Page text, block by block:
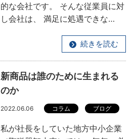
的な会社です。 そんな従業員に対
し会社は、 満足に処遇できな…
続きを読む
新商品は誰のために生まれる
のか
2022.06.06 コラム ブログ
私が社長をしていた地方中小企業